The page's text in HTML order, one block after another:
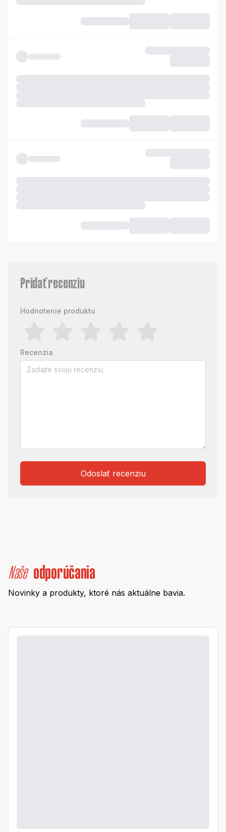
Pridať recenziu
Hodnotenie produktu
Recenzia
Odoslať recenziu
Naše odporúčania
Novinky a produkty, ktoré nás aktuálne bavia.